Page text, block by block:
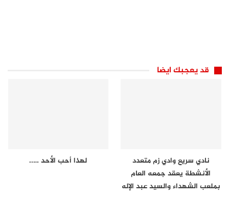
قد يعجبك ايضا
نادي سريع وادي زم متعدد
الأنشطة يعقد جمعه العام
بملعب الشهداء والسيد عبد الإله
لهذا أحب الأحد …..